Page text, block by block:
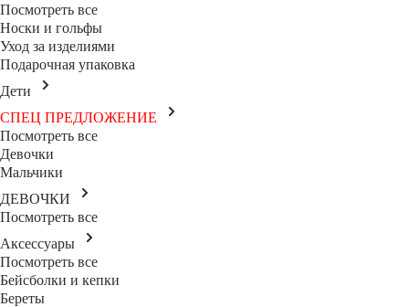
Посмотреть все
Носки и гольфы
Уход за изделиями
Подарочная упаковка
Дети
СПЕЦ ПРЕДЛОЖЕНИЕ
Посмотреть все
Девочки
Мальчики
ДЕВОЧКИ
Посмотреть все
Аксессуары
Посмотреть все
Бейсболки и кепки
Береты